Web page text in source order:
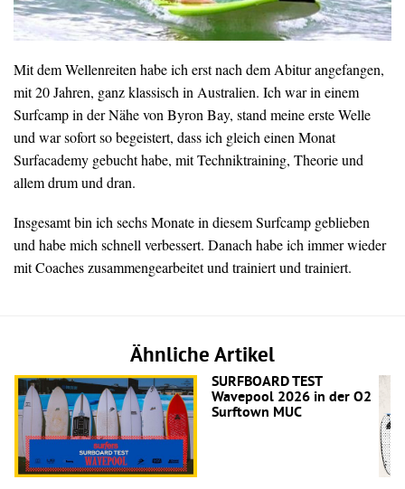
Mit dem Wellenreiten habe ich erst nach dem Abitur angefangen,
mit 20 Jahren, ganz klassisch in Australien. Ich war in einem
Surfcamp in der Nähe von Byron Bay, stand meine erste Welle
und war sofort so begeistert, dass ich gleich einen Monat
Surfacademy gebucht habe, mit Techniktraining, Theorie und
allem drum und dran.
Insgesamt bin ich sechs Monate in diesem Surfcamp geblieben
und habe mich schnell verbessert. Danach habe ich immer wieder
mit Coaches zusammengearbeitet und trainiert und trainiert.
Ähnliche Artikel
SURFBOARD TEST
Wavepool 2026 in der O2
Surftown MUC